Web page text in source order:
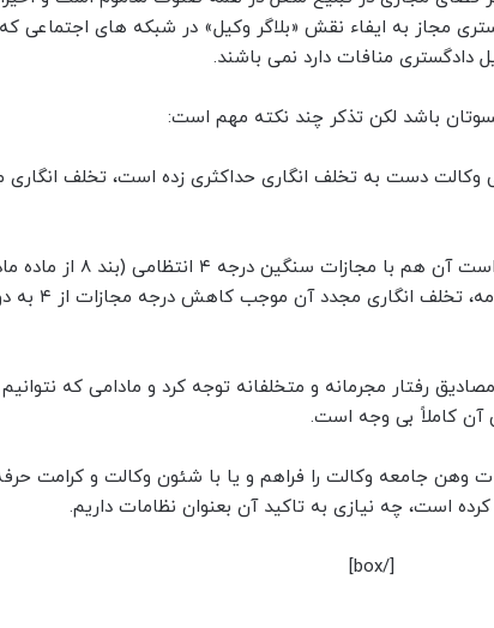
مجاز به ایفاء نقش «بلاگر وکیل» در شبکه های اجتماعی
دادگستری منافات دارد نمی باشند.
باشد لکن تذکر چند نکته مهم است:
وکالت دست به تخلف انگاری حداکثری زده است، تخلف انگاری
استقلال) که با
رفتار مجرمانه و متخلفانه توجه کرد و مادامی که
آن کاملاً بی وجه است.
وهن جامعه وکالت را فراهم و یا با شئون وکالت و کرامت
است، چه نیازی به تاکید آن بعنوان نظامات داریم.
[/box]